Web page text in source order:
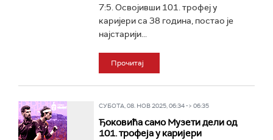
7:5. Освојивши 101. трофеј у
каријери са 38 година, постао је
најстарији...
Прочитај
СУБОТА, 08. НОВ 2025, 06:34 -> 06:35
Ђоковића само Музети дели од
101. трофеја у каријери